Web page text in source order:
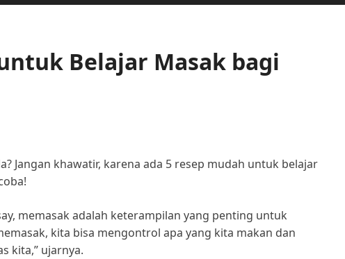
Belajar Masak bagi
Jangan khawatir, karena ada 5 resep mudah untuk belajar
memasak adalah keterampilan yang penting untuk
kita bisa mengontrol apa yang kita makan dan
kita,” ujarnya.